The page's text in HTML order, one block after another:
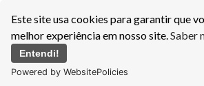
Este site usa cookies para garantir que
melhor experiência em nosso site.Saber
Entendi!
Powered by WebsitePolicies